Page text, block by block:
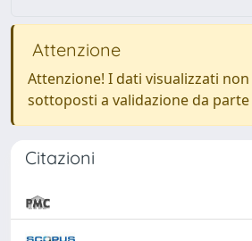
Attenzione
Attenzione! I dati visualizzati
sottoposti a validazione da
Citazioni